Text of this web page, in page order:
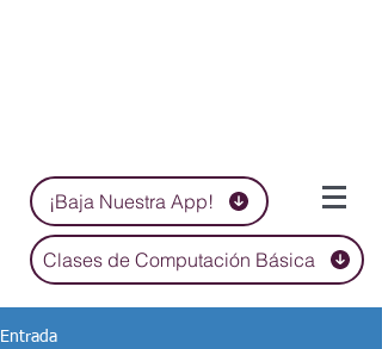
¡Baja Nuestra App!
Clases de Computación Básica
Entrada